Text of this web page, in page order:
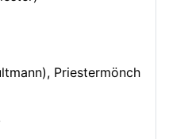
Priestermönch